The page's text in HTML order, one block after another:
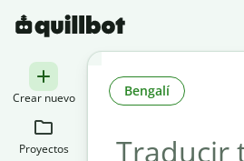
Crear nuevo
Proyectos
Bengalí